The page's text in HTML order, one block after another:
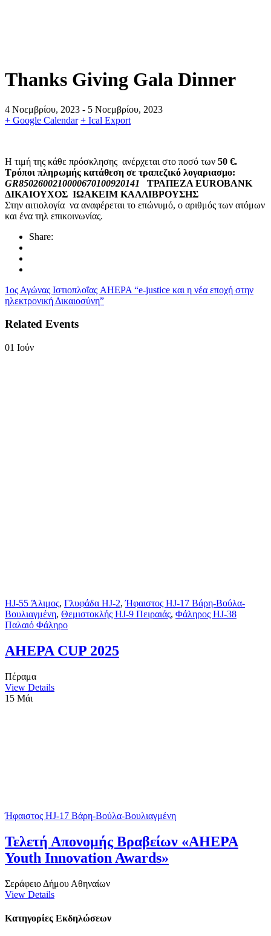
Thanks Giving Gala Dinner
4 Νοεμβρίου, 2023 - 5 Νοεμβρίου, 2023
+ Google Calendar + Ical Export
Η τιμή της κάθε πρόσκλησης ανέρχεται στο ποσό των 50 €.
Τρόποι πληρωμής κατάθεση σε τραπεζικό λογαριασμο:
GR8502600210000670100920141
ΤΡΑΠΕΖΑ EUROBANK
ΔΙΚΑΙΟΥΧΟΣ ΙΩΑΚΕΙΜ ΚΑΛΛΙΒΡΟΥΣΗΣ
Στην αιτιολογία να αναφέρεται το επώνυμό, ο αριθμός των ατόμων
και ένα τηλ επικοινωνίας.
Share:
1ος Αγώνας Ιστιοπλοΐας AHEPA “e-justice και η νέα εποχή στην
ηλεκτρονική Δικαιοσύνη”
Related Events
01 Ιούν
HJ-55 Άλιμος, Γλυφάδα HJ-2,Ήφαιστος HJ-17 Βάρη-Βούλα-
Βουλιαγμένη, Θεμιστοκλής HJ-9 Πειραιάς, Φάληρος HJ-38
Παλαιό Φάληρο
AHEPA CUP 2025
Πέραμα
View Details
15 Μάι
Ήφαιστος HJ-17 Βάρη-Βούλα-Βουλιαγμένη
Τελετή Απονομής Βραβείων «AHEPA
Youth Innovation Awards»
Σεράφειο Δήμου Αθηναίων
View Details
Κατηγορίες Εκδηλώσεων